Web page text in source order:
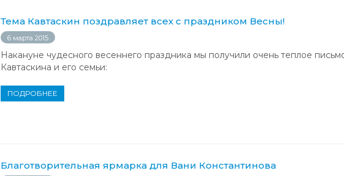
Тема Кавтаскин поздравляет всех c праздником Весны!
6 марта 2015
Накануне чудесного весеннего праздника мы получили очень теплое
Кавтаскина и его семьи:
ПОДРОБНЕЕ
Благотворительная ярмарка для Вани Константинова